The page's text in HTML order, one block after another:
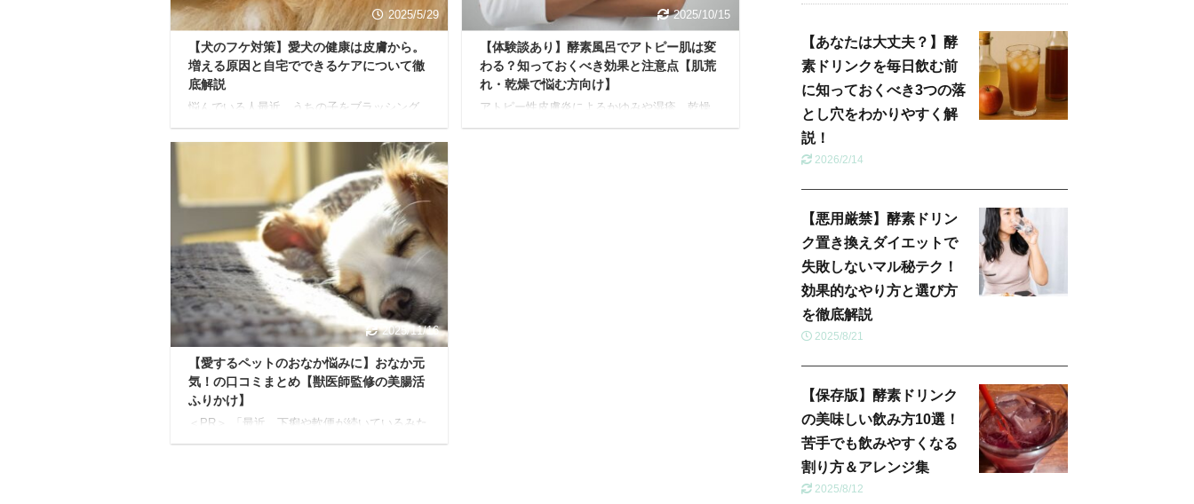
2025/5/29
【犬のフケ対策】愛犬の健康は皮膚から。
増える原因と自宅でできるケアについて徹
底解説
悩んでいる人最近、うちの子をブラッシング
落ちる。え？これってフケ？毛を触ると、な
んだかベタベタして独特のニオイがするし、
しきりに体を掻いているのを見ると本当につ
らい… 愛するわんちゃんのフケを見ると、
「どこか悪いのかな？」「どうしてこんなに
出るんだろう？」と、心配でたまらない気持
ちになりますよね。 我が家のチワワも、冬に
なると毎年フケが出て心配していました。 で
も、ご安心ください。犬のフケって、実は多
くの飼い主さんが経験するお悩みの一つなん
です。 本記事では、愛犬の ...
2025/10/15
【体験談あり】酵素風呂でアトピー肌は変
わる？知っておくべき効果と注意点【肌荒
れ・乾燥で悩む方向け】
アトピー性皮膚炎によるかゆみや湿疹、乾燥
2025/11/16
【愛するペットのおなか悩みに】おなか元
気！の口コミまとめ【獣医師監修の美腸活
ふりかけ】
＜PR＞ 「最近、下痢や軟便が続いているみた
【あなたは大丈夫？】酵
素ドリンクを毎日飲む前
に知っておくべき3つの落
とし穴をわかりやすく解
説！
2026/2/14
【悪用厳禁】酵素ドリン
ク置き換えダイエットで
失敗しないマル秘テク！
効果的なやり方と選び方
を徹底解説
2025/8/21
【保存版】酵素ドリンク
の美味しい飲み方10選！
苦手でも飲みやすくなる
割り方＆アレンジ集
2025/8/12